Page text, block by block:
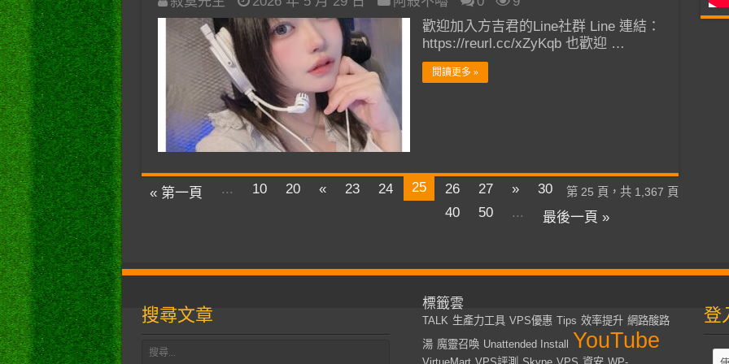
歡迎加入方吉君的Line社群 Line 連結：
https://reurl.cc/xZyKqb 也歡迎 …
閱讀更多 »
第 25 頁，共 1,367 頁
« 第一頁 ... 10 20 « 23 24 25 26 27 »
30
40
50 ... 最後一頁 »
搜尋文章
標籤雲
TALK 生產力工具 VPS優惠 Tips 效率提升 網路酸路
湯 魔靈召喚 Unattended Install YouTube
登